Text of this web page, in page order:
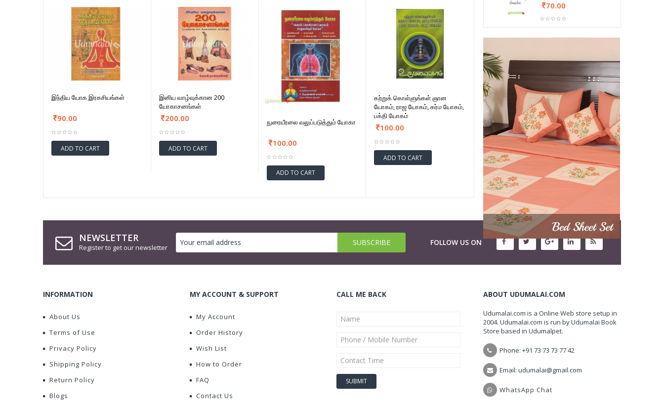
இந்திய யோக இரகசியங்கள்
90.00
ADD TO CART
இனிய வாழ்வுக்கான 200
யோகாசனங்கள்
200.00
ADD TO CART
நுரையீரலை வலுப்படுத்தும் யோகா
100.00
ADD TO CART
கற்றுக் கொள்ளுங்கள் ஞான
யோகம், ராஜ யோகம், கர்ம யோகம்,
பக்தி யோகம்
100.00
ADD TO CART
70.00
NEWSLETTER
Register to get our newsletter
FOLLOW US ON
INFORMATION
About Us
Terms of Use
Privacy Policy
Shipping Policy
Return Policy
Blogs
MY ACCOUNT & SUPPORT
My Account
Order History
Wish List
How to Order
FAQ
Contact Us
CALL ME BACK ABOUT UDUMALAI.COM
Udumalai.com is a Online Web store setup in
2004. Udumalai.com is run by Udumalai Book
Store based in Udumalpet.
Phone: +91 73 73 73 77 42
Email: udumalai@gmail.com
WhatsApp Chat